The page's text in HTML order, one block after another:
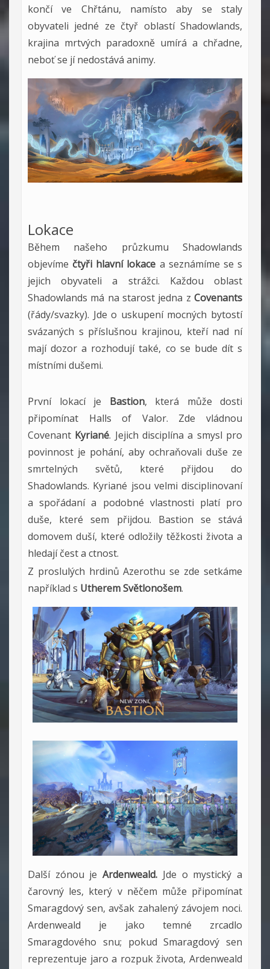
končí ve Chřtánu, namísto aby se staly
obyvateli jedné ze čtyř oblastí Shadowlands,
krajina mrtvých paradoxně umírá a chřadne,
neboť se jí nedostává animy.
Lokace
Během našeho průzkumu Shadowlands
objevíme čtyři hlavní lokace a seznámíme se s
jejich obyvateli a strážci. Každou oblast
Shadowlands má na starost jedna z Covenants
(řády/svazky). Jde o uskupení mocných bytostí
svázaných s příslušnou krajinou, kteří nad ní
mají dozor a rozhodují také, co se bude dít s
místními dušemi.
První lokací je Bastion, která může dosti
připomínat Halls of Valor. Zde vládnou
Covenant Kyriané. Jejich disciplína a smysl pro
povinnost je pohání, aby ochraňovali duše ze
smrtelných světů, které přijdou do
Shadowlands. Kyriané jsou velmi disciplinovaní
a spořádaní a podobné vlastnosti platí pro
duše, které sem přijdou. Bastion se stává
domovem duší, které odložily těžkosti života a
hledají čest a ctnost.
Z proslulých hrdinů Azerothu se zde setkáme
například s Utherem Světlonošem.
Další zónou jeArdenweald. Jde o mystický a
čarovný les, který v něčem může připomínat
Smaragdový sen, avšak zahalený závojem noci.
Ardenweald je jako temné zrcadlo
Smaragdového snu; pokud Smaragdový sen
reprezentuje jaro a rozpuk života, Ardenweald